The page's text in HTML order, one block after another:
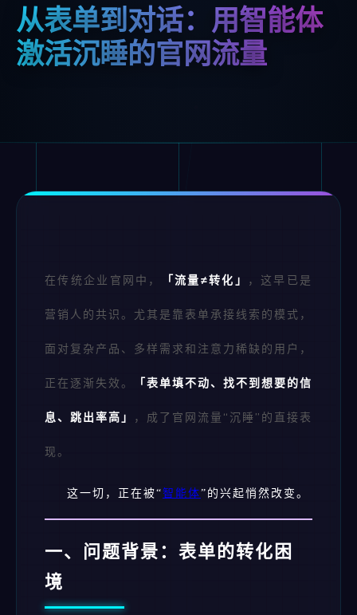
从表单到对话：用智能体
激活沉睡的官网流量
在传统企业官网中， 「流量≠转化」 ，这早已是
营销人的共识。尤其是靠表单承接线索的模式，
面对复杂产品、多样需求和注意力稀缺的用户，
正在逐渐失效。 「表单填不动、找不到想要的信
息、跳出率高」 ，成了官网流量“沉睡”的直接表
现。
这一切，正在被“智能体”的兴起悄然改变。
一、问题背景：表单的转化困
境